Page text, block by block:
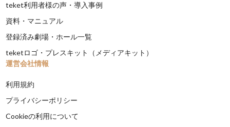
teket利用者様の声・導入事例
資料・マニュアル
登録済み劇場・ホール一覧
teketロゴ・プレスキット（メディアキット）
運営会社情報
利用規約
プライバシーポリシー
Cookieの利用について